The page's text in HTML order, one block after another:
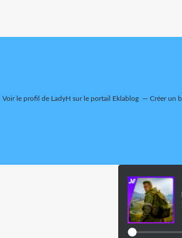
Voir le profil de LadyH sur le portail Eklablog Créer un